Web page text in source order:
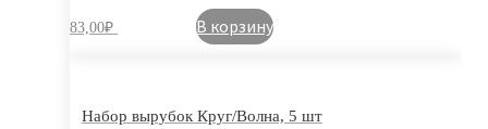
83,00₽ В корзину
Набор вырубок Круг/Волна, 5 шт